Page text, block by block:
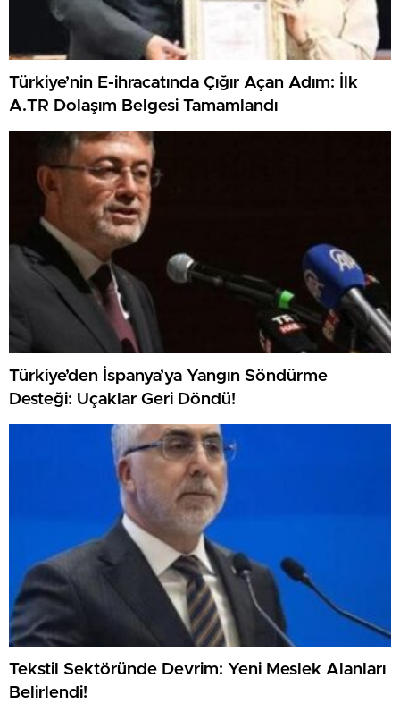
Türkiye’nin E-ihracatında Çığır Açan Adım: İlk
A.TR Dolaşım Belgesi Tamamlandı
Türkiye’den İspanya’ya Yangın Söndürme
Desteği: Uçaklar Geri Döndü!
Tekstil Sektöründe Devrim: Yeni Meslek Alanları
Belirlendi!